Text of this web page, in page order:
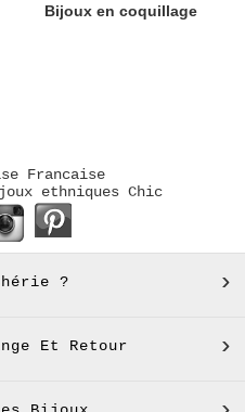
Bijoux en coquillage
Francaise
ethniques Chic
?
Et Retour